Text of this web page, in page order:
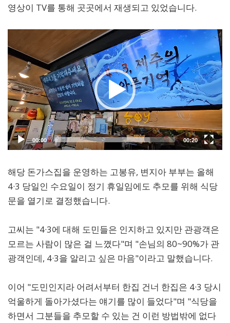
영상이 TV를 통해 곳곳에서 재생되고 있었습니다.
해당 돈가스집을 운영하는 고봉유, 변지아 부부는 올해
4·3 당일인 수요일이 정기 휴일임에도 추모를 위해 식당
문을 열기로 결정했습니다.
고씨는 "4·3에 대해 도민들은 인지하고 있지만 관광객은
모르는 사람이 많은 걸 느꼈다"며 "손님의 80~90%가 관
광객인데, 4·3을 알리고 싶은 마음"이라고 말했습니다.
이어 "도민인지라 어려서부터 한집 건너 한집은 4·3 당시
억울하게 돌아가셨다는 얘기를 많이 들었다"며 "식당을
하면서 그분들을 추모할 수 있는 건 이런 방법밖에 없다